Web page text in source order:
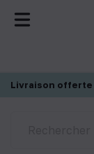
Livraison offerte